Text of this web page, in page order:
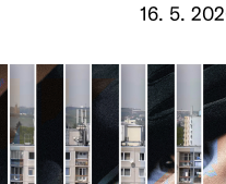
Vše o ČT
16. 5.